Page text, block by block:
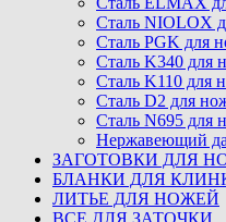
Сталь NIOLOX
Сталь PGK для
Сталь K340 для
Сталь K110 для
Сталь D2 для
Сталь N695 для
Нержавеющий
ЗАГОТОВКИ ДЛЯ
БЛАНКИ ДЛЯ
ЛИТЬЕ ДЛЯ НОЖЕЙ
ВСЕ ДЛЯ ЗАТОЧКИ